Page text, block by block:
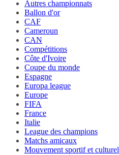
Autres championnats
Ballon d'or
CAF
Cameroun
CAN
Compétitions
Côte d'Ivoire
Coupe du monde
Espagne
Europa league
Europe
FIFA
France
Italie
League des champions
Matchs amicaux
Mouvement sportif et culturel